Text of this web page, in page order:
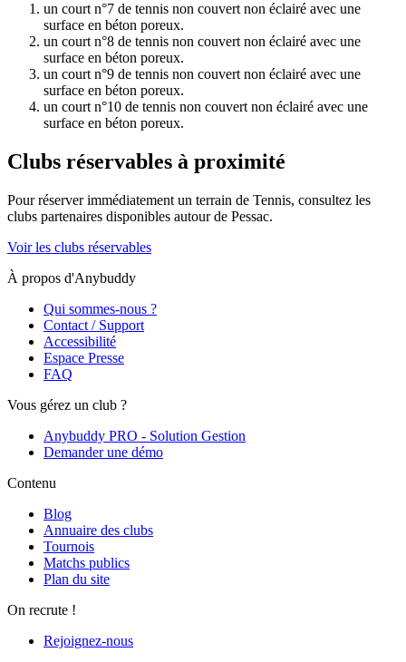
un court n°7 de tennis non couvert non éclairé avec une
surface en béton poreux.
un court n°8 de tennis non couvert non éclairé avec une
surface en béton poreux.
un court n°9 de tennis non couvert non éclairé avec une
surface en béton poreux.
un court n°10 de tennis non couvert non éclairé avec une
surface en béton poreux.
Clubs réservables à proximité
Pour réserver immédiatement un terrain de Tennis, consultez les
clubs partenaires disponibles autour de Pessac.
Voir les clubs réservables
À propos d'Anybuddy
Qui sommes-nous ?
Contact / Support
Accessibilité
Espace Presse
FAQ
Vous gérez un club ?
Anybuddy PRO - Solution Gestion
Demander une démo
Contenu
Blog
Annuaire des clubs
Tournois
Matchs publics
Plan du site
On recrute !
Rejoignez-nous